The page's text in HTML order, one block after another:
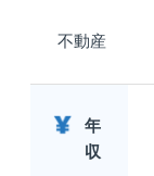
不動産
年
収